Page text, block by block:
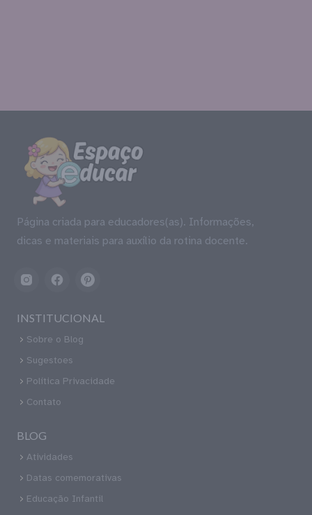
Página criada para educadores(as). Informações,
dicas e materiais para auxílio da rotina docente.
INSTITUCIONAL
Sobre o Blog
Sugestoes
Política Privacidade
Contato
BLOG
Atividades
Datas comemorativas
Educação Infantil